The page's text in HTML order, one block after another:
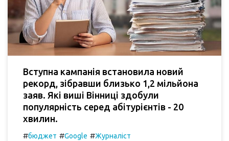
Вступна кампанія встановила новий
рекорд, зібравши близько 1,2 мільйона
заяв. Які виші Вінниці здобули
популярність серед абітурієнтів - 20
хвилин.
#бюджет #Google #Журналіст